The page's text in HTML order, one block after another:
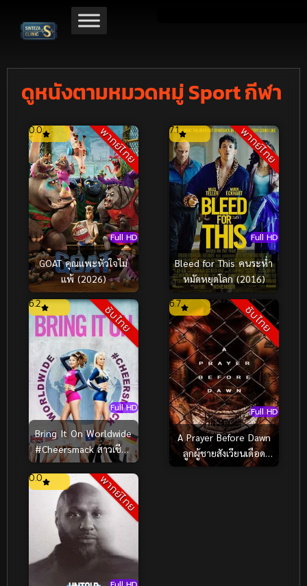
ดูหนังตามหมวดหมู่ Sport กีฬา
พากย์ไทย
Full HD
0.0
GOAT คุณแพะหัวใจไม่
แพ้ (2026)
พากย์ไทย
Full HD
7.1
Bleed for This คนระห่ำ
หมัดหยุดโลก (2016)
ซับไทย
Full HD
6.2
Bring It On Worldwide
#Cheersmack สาวเชียร์
เท้าไฟ หัวใจวี้ดบึ้ม ภาค
7 ซับไทย (2017)
ซับไทย
Full HD
6.7
A Prayer Before Dawn
ลูกผู้ชายสังเวียนเดือด
(ซับไทย) (2018)
พากย์ไทย
0.0